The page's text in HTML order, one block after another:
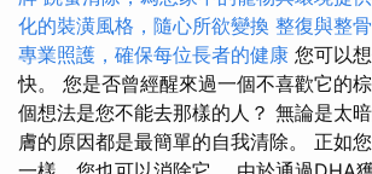
化的裝潢風格，隨心所欲變換 整復與整
專業照護，確保每位長者的健康 您可以
快。 您是否曾經醒來過一個不喜歡它的
個想法是您不能去那樣的人？ 無論是太
膚的原因都是最簡單的自我清除。 正如